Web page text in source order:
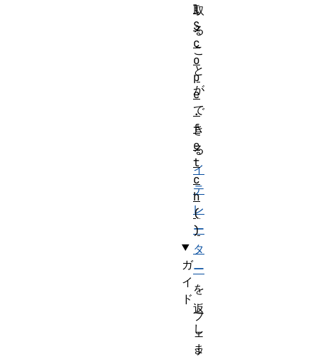
取
る
こ
と
が
で
き
る
イ
テ
レ
ー
タ
ー
を
返
し
ま
l
S
c
o
p
e
.
f
e
t
c
h
(
)
ガ
イ
ド
フ
ェ
ッ